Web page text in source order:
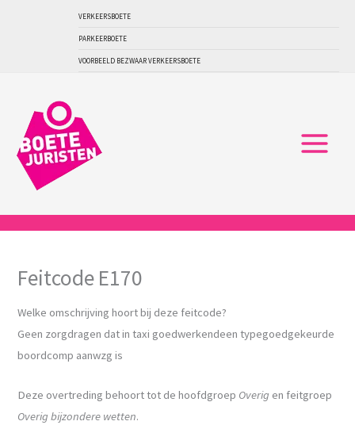
VERKEERSBOETE
PARKEERBOETE
VOORBEELD BEZWAAR VERKEERSBOETE
Feitcode E170
Welke omschrijving hoort bij deze feitcode?
Geen zorgdragen dat in taxi goedwerkendeen typegoedgekeurde
boordcomp aanwzg is
Deze overtreding behoort tot de hoofdgroep Overig en feitgroep
Overig bijzondere wetten.